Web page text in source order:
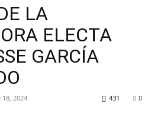
LA
ELECTA
GARCÍA
2024 0
431